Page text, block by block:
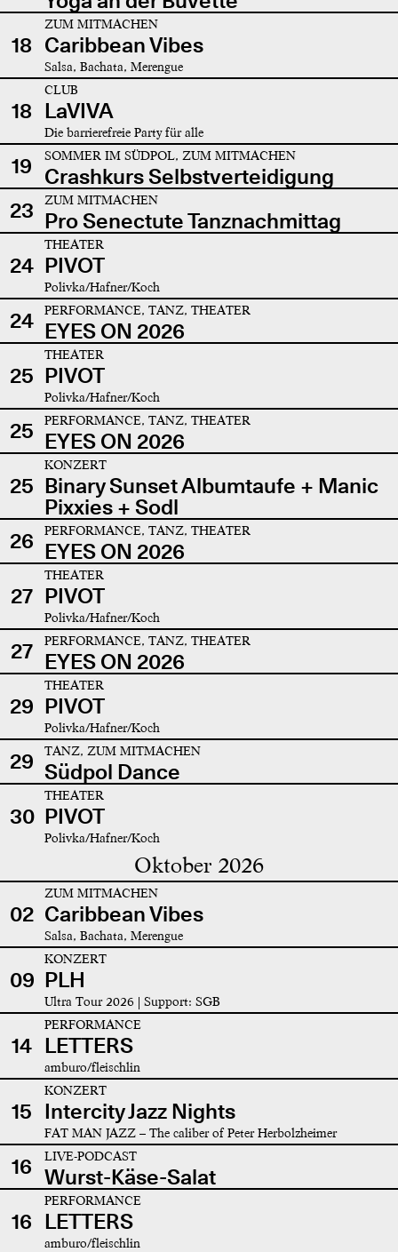
18
ZUM MITMACHEN
Caribbean Vibes
Salsa, Bachata, Merengue
18
CLUB
LaVIVA
Die barrierefreie Party für alle
19 SOMMER IM SÜDPOL, ZUM MITMACHEN
Crashkurs Selbstverteidigung
23
ZUM MITMACHEN
Pro Senectute Tanznachmittag
24
THEATER
PIVOT
Polivka/Hafner/Koch
24 PERFORMANCE, TANZ, THEATER
EYES ON 2026
25
THEATER
PIVOT
Polivka/Hafner/Koch
25 PERFORMANCE, TANZ, THEATER
EYES ON 2026
25
KONZERT
Binary Sunset Albumtaufe + Manic
Pixxies + Sodl
26
PERFORMANCE, TANZ, THEATER
EYES ON 2026
27
THEATER
PIVOT
Polivka/Hafner/Koch
27 PERFORMANCE, TANZ, THEATER
EYES ON 2026
29
THEATER
PIVOT
Polivka/Hafner/Koch
29 TANZ, ZUM MITMACHEN
Südpol Dance
30
THEATER
PIVOT
Polivka/Hafner/Koch
Oktober 2026
02
ZUM MITMACHEN
Caribbean Vibes
Salsa, Bachata, Merengue
09
KONZERT
PLH
Ultra Tour 2026 | Support: SGB
14
PERFORMANCE
LETTERS
amburo/fleischlin
15
KONZERT
Intercity Jazz Nights
FAT MAN JAZZ – The caliber of Peter Herbolzheimer
16 LIVE-PODCAST
Wurst-Käse-Salat
16
PERFORMANCE
LETTERS
amburo/fleischlin